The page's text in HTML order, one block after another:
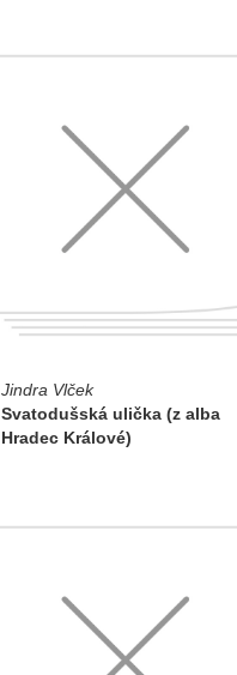
Jindra Vlček
Svatodušská ulička (z alba
Hradec Králové)